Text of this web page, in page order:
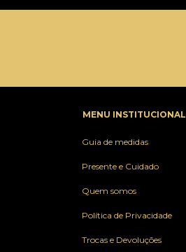
MENU INSTITUCIONAL
Guia de medidas
Presente e Cuidado
Quem somos
Política de Privacidade
Trocas e Devoluções